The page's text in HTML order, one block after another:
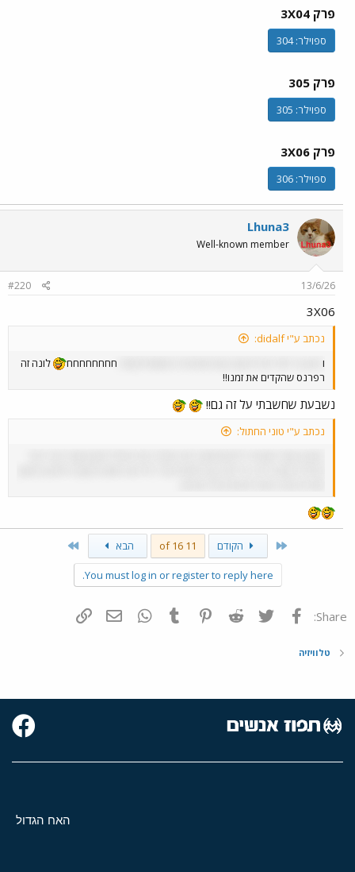
פרק 3X04
ספוילר:304
פרק 305
ספוילר: 305
פרק 3X06
ספוילר: 306
Lhuna3
Well-known member
13/6/26
#220
3X06
נכתב ע"י didalf:
ו
חחחחחחחח
לונה זה
רפרנס שהקדים את זמנו!!
נשבעת שחשבתי על זה גם!!
נכתב ע"י טוני החתול:
First הקודם 11 of 16 הבא
You must log in or register to reply here.
Share: פייסבוק Twitter
Reddit
Pinterest
Tumblr
WhatsAppדואר אלקטרוני
טלוויזיה
האח הגדול